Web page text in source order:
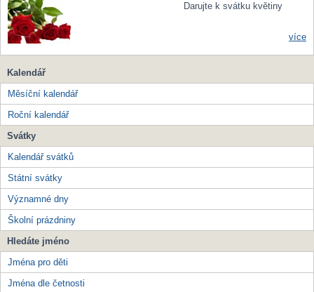
Darujte k svátku květiny
více
Kalendář
Měsíční kalendář
Roční kalendář
Svátky
Kalendář svátků
Státní svátky
Významné dny
Školní prázdniny
Hledáte jméno
Jména pro děti
Jména dle četnosti